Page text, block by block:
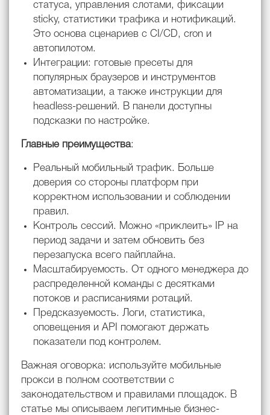
статуса, управления слотами, фиксации
sticky, статистики трафика и нотификаций.
Это основа сценариев с CI/CD, cron и
автопилотом.
Интеграции: готовые пресеты для
популярных браузеров и инструментов
автоматизации, а также инструкции для
headless-решений. В панели доступны
подсказки по настройке.
Главные преимущества:
Реальный мобильный трафик. Больше
доверия со стороны платформ при
корректном использовании и соблюдении
правил.
Контроль сессий. Можно «приклеить» IP на
период задачи и затем обновить без
перезапуска всего пайплайна.
Масштабируемость. От одного менеджера до
распределенной команды с десятками
потоков и расписаниями ротаций.
Предсказуемость. Логи, статистика,
оповещения и API помогают держать
показатели под контролем.
Важная оговорка: используйте мобильные
прокси в полном соответствии с
законодательством и правилами площадок. В
статье мы описываем легитимные бизнес-